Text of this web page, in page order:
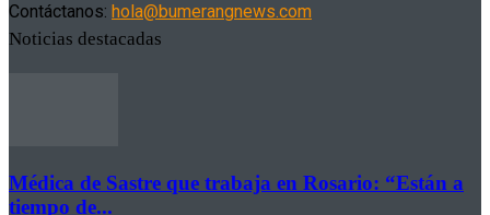
Contáctanos: hola@bumerangnews.com
Noticias destacadas
Médica de Sastre que trabaja en Rosario: “Están a
tiempo de...